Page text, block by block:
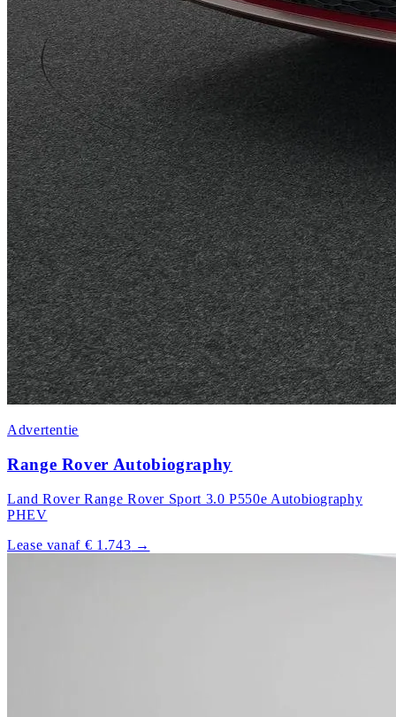
Advertentie
Range Rover Autobiography
Land Rover Range Rover Sport 3.0 P550e Autobiography
PHEV
Lease vanaf € 1.743 →